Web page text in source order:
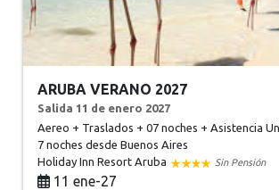
ARUBA VERANO 2027
Salida 11 de enero 2027
Aereo + Traslados + 07 noches + Asistencia
7 nochesdesde Buenos Aires
Holiday Inn Resort Aruba
Sin Pensión
11 ene-27